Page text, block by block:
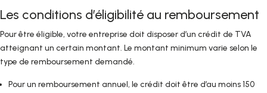
Les conditions d’éligibilité au remboursement
Pour être éligible, votre entreprise doit disposer d’un crédit de TVA
atteignant un certain montant. Le montant minimum varie selon le
type de remboursement demandé.
Pour un remboursement annuel, le crédit doit être d’au moins 150